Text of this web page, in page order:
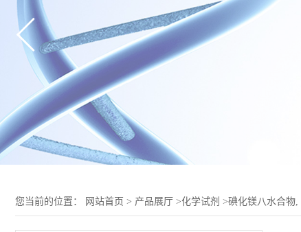
您当前的位置： 网站首页 > 产品展厅 >化学试剂 >碘化镁八水合物,